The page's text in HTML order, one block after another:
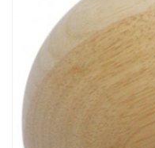
Chaussures
Protections
Cible de frappe